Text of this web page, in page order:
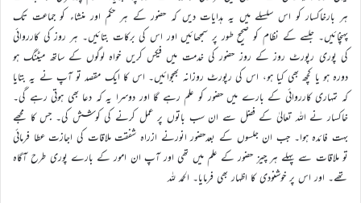
ہر بارخاکسار کو اس سلسلے میں یہ ہدایات دیں کہ حضور کے ہر حکم اور منشاء کو جماعت تک
پہنچائیں۔ جلسے کے نظام کو صحیح طور پر سمجھائیں اور اس کی برکات بتائیں۔ ہر روز کی کارروائی
کی پوری رپورٹ روز کے روز حضور کی خدمت میں فیکس کریں خواہ لوگوں کے ساتھ میٹنگ ہو
دورہ ہو یا کچھ بھی کیا ہو، اس کی رپورٹ روزانہ بھجوائیں۔ اس کا ایک مقصد تو آپ نے یہ بتایا
کہ تمہاری کارروائی کے بارے میں حضور کو علم رہے گا اور دوسرا یہ کہ دعا بھی ہوتی رہے گی۔
خاکسار نے اللہ تعالیٰ کے فضل سے ان سب باتوں پر عمل کرنے کی کوشش کی۔ جس کا مجھے
بہت فائدہ ہوا۔ جب ان جلسوں کے بعدحضور انورنے ازراہ شفقت ملاقات کی اجازت عطا فرمائی
تو ملاقات سے پہلے ہر چیز حضور کے علم میں تھی اور آپ ان امور کے بارے پوری طرح آگاہ
تھے۔ اور اس پر خوشنودی کا اظہار بھی فرمایا۔ الحمد للہ